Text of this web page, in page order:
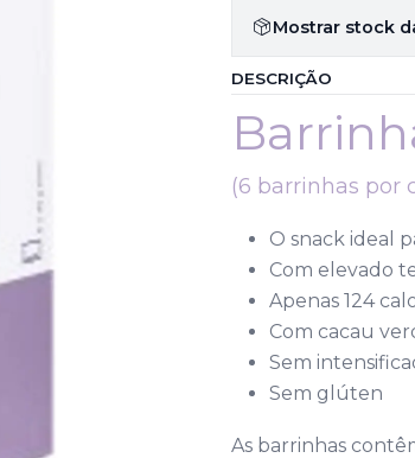
Mostrar stock
DESCRIÇÃO
(6 barrinhas por
O snack ideal
Com elevado
Apenas 124
Com cacau
Sem
Sem glúten
As barrinhas